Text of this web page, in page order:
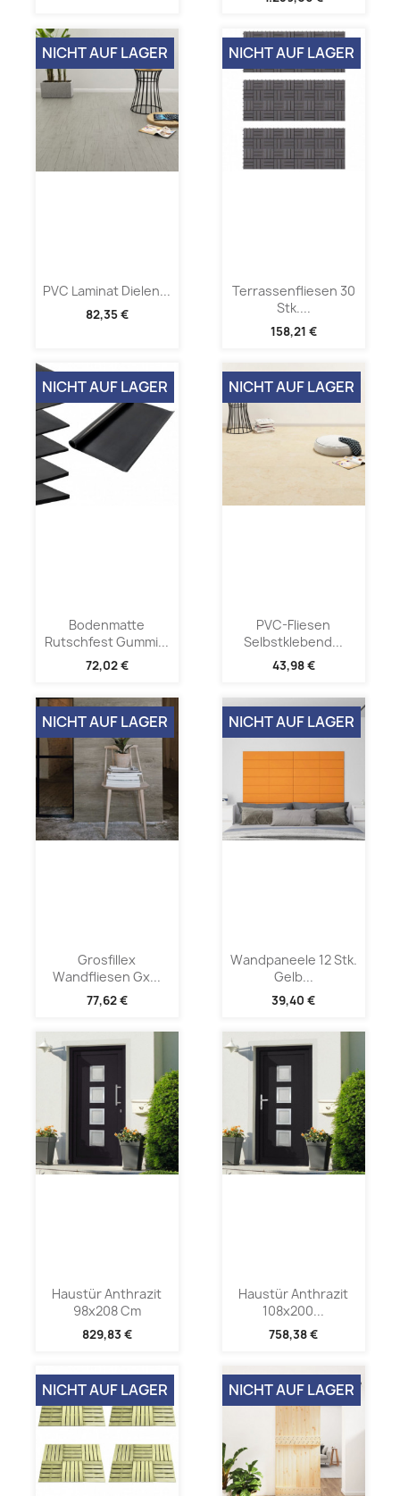
PVC Laminat Dielen...
82,35 €
NICHT AUF LAGER
Terrassenfliesen 30
Stk....
158,21 €
NICHT AUF LAGER
Bodenmatte
Rutschfest Gummi...
72,02 €
NICHT AUF LAGER
PVC-Fliesen
Selbstklebend...
43,98 €
NICHT AUF LAGER
Grosfillex
Wandfliesen Gx...
77,62 €
NICHT AUF LAGER
Wandpaneele 12 Stk.
Gelb...
39,40 €
NICHT AUF LAGER
Haustür Anthrazit
98x208 Cm
829,83 €
Haustür Anthrazit
108x200...
758,38 €
NICHT AUF LAGER NICHT AUF LAGER